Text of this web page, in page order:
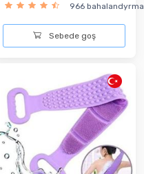
966 bahalandyrma
Sebede goş